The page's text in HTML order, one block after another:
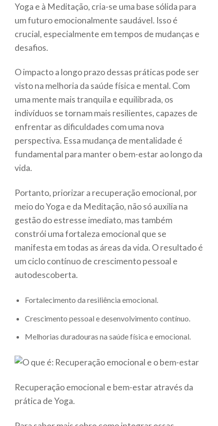
Yoga e à Meditação, cria-se uma base sólida para
um futuro emocionalmente saudável. Isso é
crucial, especialmente em tempos de mudanças e
desafios.
O impacto a longo prazo dessas práticas pode ser
visto na melhoria da saúde física e mental. Com
uma mente mais tranquila e equilibrada, os
indivíduos se tornam mais resilientes, capazes de
enfrentar as dificuldades com uma nova
perspectiva. Essa mudança de mentalidade é
fundamental para manter o bem-estar ao longo da
vida.
Portanto, priorizar a recuperação emocional, por
meio do Yoga e da Meditação, não só auxilia na
gestão do estresse imediato, mas também
constrói uma fortaleza emocional que se
manifesta em todas as áreas da vida. O resultado é
um ciclo contínuo de crescimento pessoal e
autodescoberta.
Fortalecimento da resiliência emocional.
Crescimento pessoal e desenvolvimento contínuo.
Melhorias duradouras na saúde física e emocional.
Recuperação emocional e bem-estar através da
prática de Yoga.